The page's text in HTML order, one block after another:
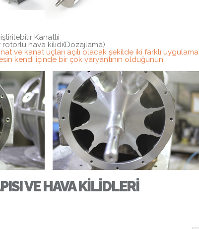
Kanatlıi
rotorlu hava kilidi(Dozajlama)
ve kanat uçları açılı olacak şekilde iki farklı uygulama
kendi içinde bir çok varyantının olduğunun
VE HAVA KİLİDLERİ